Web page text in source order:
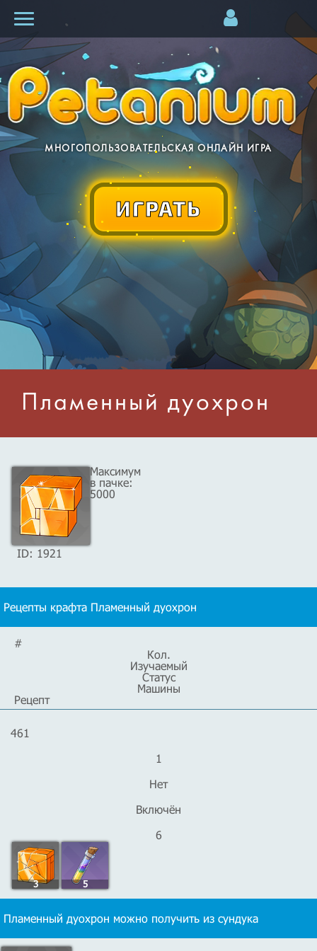
МНОГОПОЛЬЗОВАТЕЛЬСКАЯ ОНЛАЙН ИГРА
ИГРАТЬ
Пламенный дуохрон
ID: 1921
Максимум
в пачке:
5000
Рецепты крафта Пламенный дуохрон
#
Кол.
Изучаемый
Статус
Машины
Рецепт
461
1
Нет
Включён
6
3 5
Пламенный дуохрон можно получить из сундука